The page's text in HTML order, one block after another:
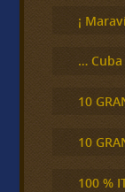
¡
… Cuba
10
10
100 %